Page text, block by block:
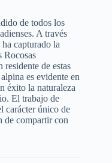
de todos los
A través
capturado la
Rocosas
de estas
es evidente en
éxito la naturaleza
El trabajo de
carácter único de
de compartir con